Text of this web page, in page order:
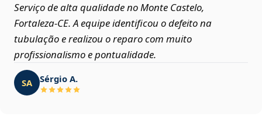
Serviço de alta qualidade no Monte Castelo,
Fortaleza‑CE. A equipe identificou o defeito na
tubulação e realizou o reparo com muito
profissionalismo e pontualidade.
SA Sérgio A.